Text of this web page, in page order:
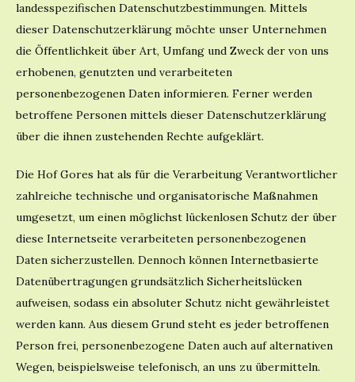
landesspezifischen Datenschutzbestimmungen. Mittels
dieser Datenschutzerklärung möchte unser Unternehmen
die Öffentlichkeit über Art, Umfang und Zweck der von uns
erhobenen, genutzten und verarbeiteten
personenbezogenen Daten informieren. Ferner werden
betroffene Personen mittels dieser Datenschutzerklärung
über die ihnen zustehenden Rechte aufgeklärt.
Die Hof Gores hat als für die Verarbeitung Verantwortlicher
zahlreiche technische und organisatorische Maßnahmen
umgesetzt, um einen möglichst lückenlosen Schutz der über
diese Internetseite verarbeiteten personenbezogenen
Daten sicherzustellen. Dennoch können Internetbasierte
Datenübertragungen grundsätzlich Sicherheitslücken
aufweisen, sodass ein absoluter Schutz nicht gewährleistet
werden kann. Aus diesem Grund steht es jeder betroffenen
Person frei, personenbezogene Daten auch auf alternativen
Wegen, beispielsweise telefonisch, an uns zu übermitteln.